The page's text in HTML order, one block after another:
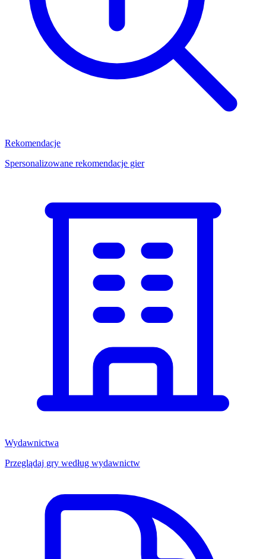
Rekomendacje
Spersonalizowane rekomendacje gier
Wydawnictwa
Przeglądaj gry według wydawnictw